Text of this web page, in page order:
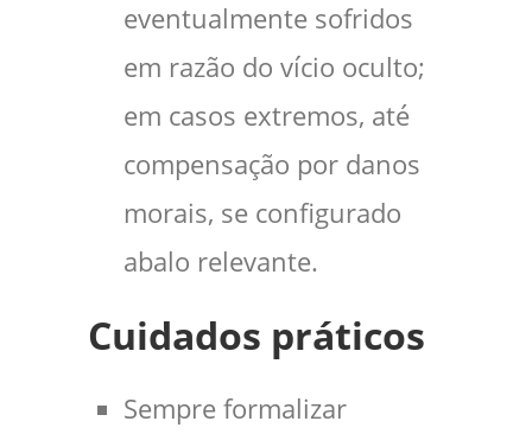
eventualmente sofridos
em razão do vício oculto;
em casos extremos, até
compensação por danos
morais, se configurado
abalo relevante.
Cuidados práticos
Sempre formalizar